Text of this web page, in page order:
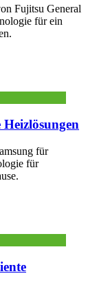
Fujitsu General
für ein
für
für